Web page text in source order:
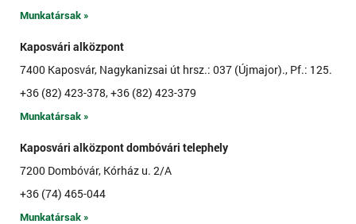
Munkatársak »
Kaposvári alközpont
7400 Kaposvár, Nagykanizsai út hrsz.: 037 (Újmajor)., Pf.: 125.
+36 (82) 423-378, +36 (82) 423-379
Munkatársak »
Kaposvári alközpont dombóvári telephely
7200 Dombóvár, Kórház u. 2/A
+36 (74) 465-044
Munkatársak »